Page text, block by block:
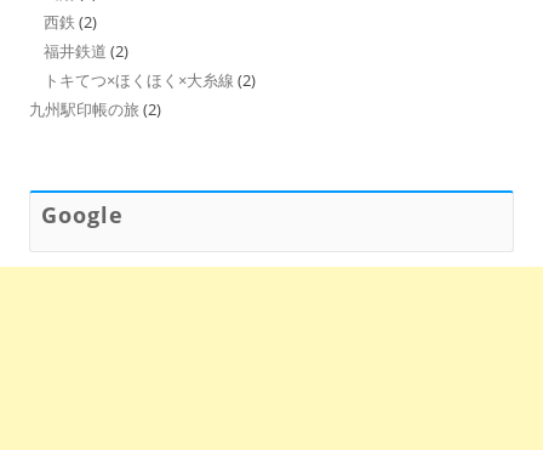
西鉄 (2)
福井鉄道 (2)
トキてつ×ほくほく×大糸線 (2)
九州駅印帳の旅 (2)
Google